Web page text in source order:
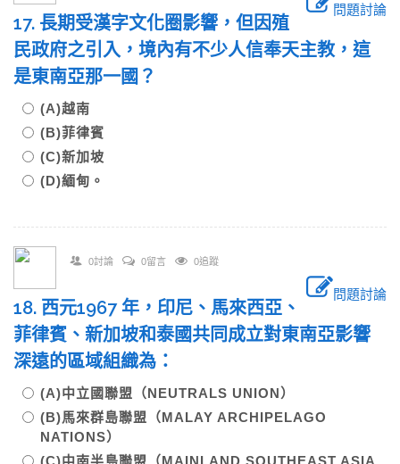
問題討論
17. 長期受漢字文化圈影響，但因殖
民政府之引入，境內有不少人信奉天主教，這
是東南亞那一國？
(A)越南
(B)菲律賓
(C)新加坡
(D)緬甸。
0討論 0留言 0追蹤
問題討論
18. 西元1967 年，印尼、馬來西亞、
菲律賓、新加坡和泰國共同成立對東南亞影響
深遠的區域組織為：
(A)中立國聯盟（NEUTRALS UNION）
(B)馬來群島聯盟（MALAY ARCHIPELAGO
NATIONS）
(C)中南半島聯盟（MAINLAND SOUTHEAST ASIA